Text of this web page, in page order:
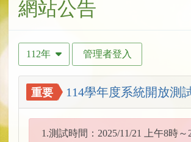
網站公告
112年 管理者登入
重要 114學年度系統開放測
1.測試時間：2025/11/21 上午8時～